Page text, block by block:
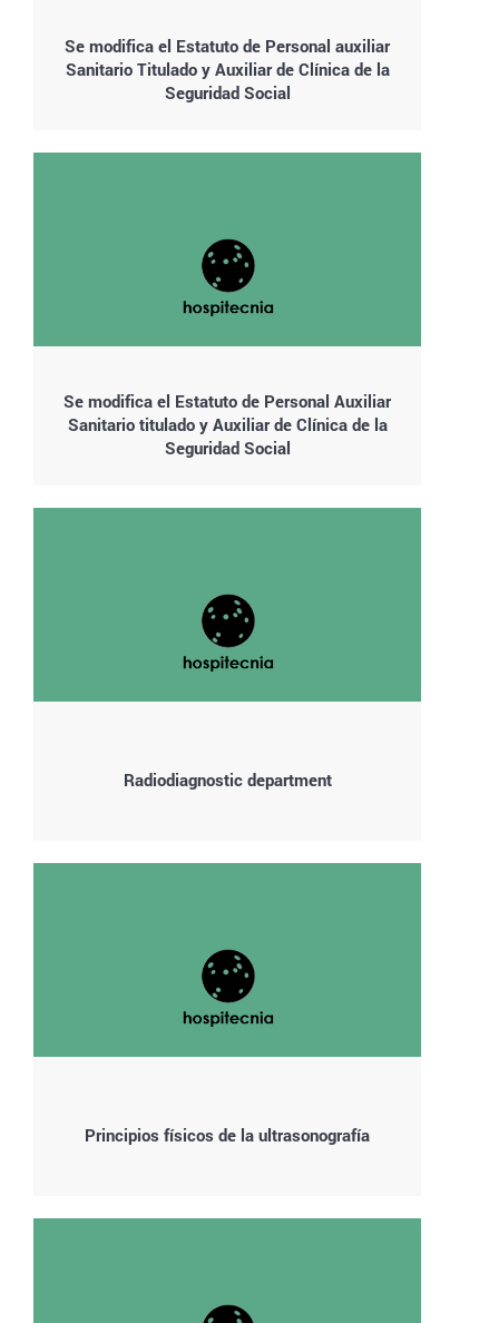
Se modifica el Estatuto de Personal auxiliar
Sanitario Titulado y Auxiliar de Clínica de la
Seguridad Social
Se modifica el Estatuto de Personal Auxiliar
Sanitario titulado y Auxiliar de Clínica de la
Seguridad Social
Radiodiagnostic department
Principios físicos de la ultrasonografía